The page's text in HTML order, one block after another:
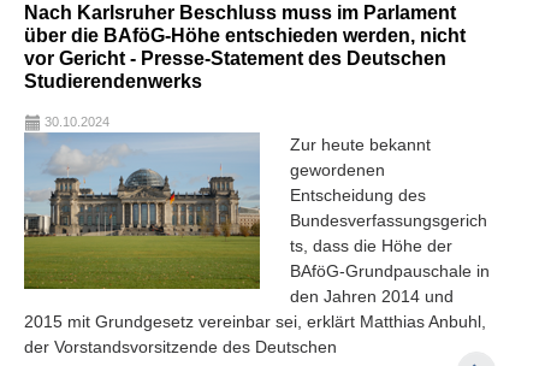
Nach Karlsruher Beschluss muss im Parlament
über die BAföG-Höhe entschieden werden, nicht
vor Gericht - Presse-Statement des Deutschen
Studierendenwerks
30.10.2024
Zur heute bekannt
gewordenen
Entscheidung des
Bundesverfassungsgerich
ts, dass die Höhe der
BAföG-Grundpauschale in
den Jahren 2014 und
2015 mit Grundgesetz vereinbar sei, erklärt Matthias Anbuhl,
der Vorstandsvorsitzende des Deutschen